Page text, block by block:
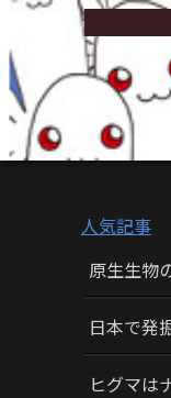
人気記事
原生生物
日本で発
ヒグマは